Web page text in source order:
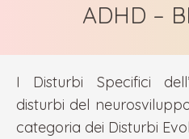
ADHD –
I Disturbi Specifici
disturbi del
categoria dei Disturbi